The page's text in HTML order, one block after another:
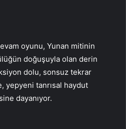
oyunu, Yunan mitinin
doğuşuyla olan derin
dolu, sonsuz tekrar
yepyeni tanrısal haydut
dayanıyor.